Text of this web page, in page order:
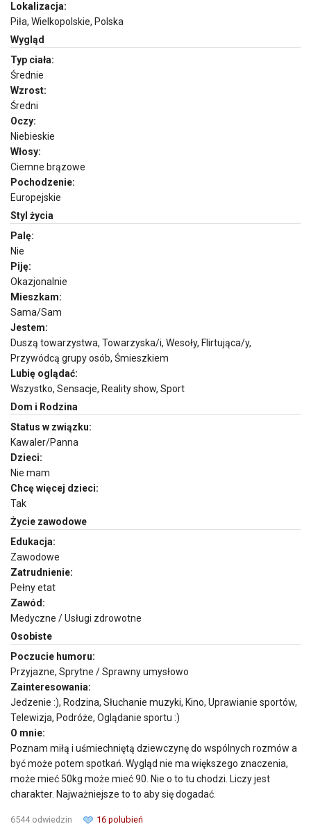
Lokalizacja:
Piła, Wielkopolskie, Polska
Wygląd
Typ ciała:
Średnie
Wzrost:
Średni
Oczy:
Niebieskie
Włosy:
Ciemne brązowe
Pochodzenie:
Europejskie
Styl życia
Palę:
Nie
Piję:
Okazjonalnie
Mieszkam:
Sama/Sam
Jestem:
Duszą towarzystwa, Towarzyska/i, Wesoły, Flirtująca/y,
Przywódcą grupy osób, Śmieszkiem
Lubię oglądać:
Wszystko, Sensacje, Reality show, Sport
Dom i Rodzina
Status w związku:
Kawaler/Panna
Dzieci:
Nie mam
Chcę więcej dzieci:
Tak
Życie zawodowe
Edukacja:
Zawodowe
Zatrudnienie:
Pełny etat
Zawód:
Medyczne / Usługi zdrowotne
Osobiste
Poczucie humoru:
Przyjazne, Sprytne / Sprawny umysłowo
Zainteresowania:
Jedzenie :), Rodzina, Słuchanie muzyki, Kino, Uprawianie sportów,
Telewizja, Podróże, Oglądanie sportu :)
O mnie:
Poznam miłą i uśmiechniętą dziewczynę do wspólnych rozmów a
być może potem spotkań. Wygląd nie ma większego znaczenia,
może mieć 50kg może mieć 90. Nie o to tu chodzi. Liczy jest
charakter. Najważniejsze to to aby się dogadać.
6544 odwiedzin 16 polubień